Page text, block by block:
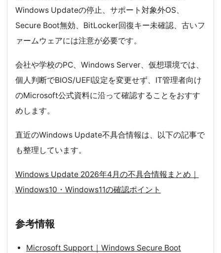
Windows Updateの停止、サポート対象外OS、
Secure Boot無効、BitLocker回復キー未確認、古いフ
ァームウェアには注意が必要です。
会社や学校のPC、Windows Server、仮想環境では、
個人判断でBIOS/UEFI設定を変更せず、IT管理者向け
のMicrosoft公式資料に沿って確認することをおすす
めします。
直近のWindows Update不具合情報は、以下の記事で
も整理しています。
Windows Update 2026年4月の不具合情報まとめ｜
Windows10・Windows11の確認ポイント
参考情報
Microsoft Support｜Windows Secure Boot